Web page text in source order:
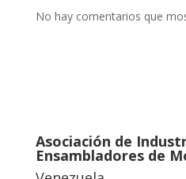
No hay comentarios que
Asociación de
Ensambladores de